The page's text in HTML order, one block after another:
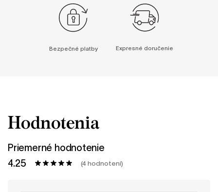
Bezpečné platby Expresné doručenie
Hodnotenia
Priemerné hodnotenie
4.25
(4 hodnotení)